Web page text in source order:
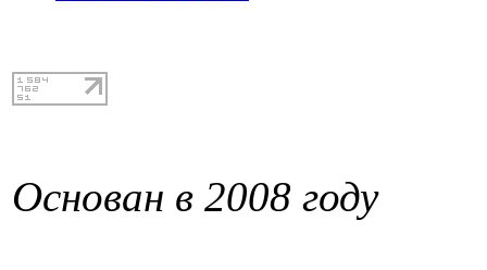
Основан в 2008 году